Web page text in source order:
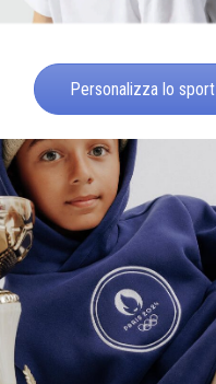
Personalizza lo sport